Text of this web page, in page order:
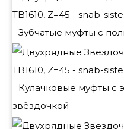
Зубчатые муфты с
Кулачковые муфты с
звёздочкой